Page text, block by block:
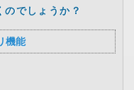
でしょうか？
機能